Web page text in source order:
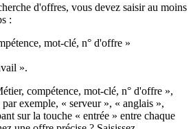
d'offres, vous devez saisir au moins
:
mot-clé, n° d'offre »
».
compétence, mot-clé, n° d'offre »,
exemple, « serveur », « anglais »,
sur la touche « entrée » entre chaque